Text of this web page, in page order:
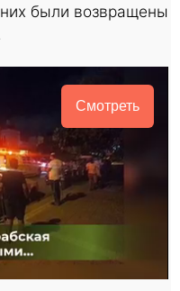
были возвращены
Смотреть